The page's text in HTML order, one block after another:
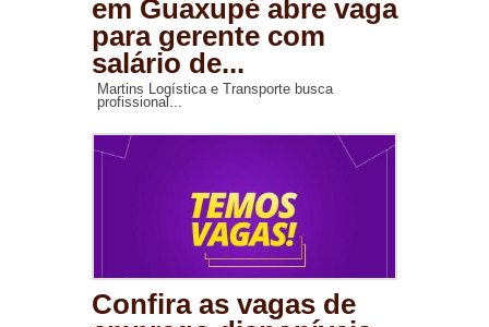
em Guaxupé abre vaga
para gerente com
salário de...
Martins Logística e Transporte busca
profissional...
Confira as vagas de